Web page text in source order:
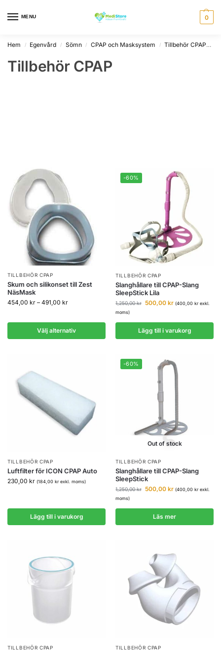
MENU 0
Hem / Egenvård / Sömn / CPAP och Masksystem / Tillbehör CPAP
Tillbehör CPAP
TILLBEHÖR CPAP
Skum och silikonset till Zest
NäsMask
454,00 kr – 491,00 kr
Välj alternativ
-60%
TILLBEHÖR CPAP
Slanghållare till CPAP-Slang
SleepStick Lila
1,250,00kr 500,00 kr (400,00 krexkl.
moms)
Lägg till i varukorg
TILLBEHÖR CPAP
Luftfilter för ICON CPAP Auto
230,00 kr (184,00 krexkl. moms)
Lägg till i varukorg
-60%
Out of stock
TILLBEHÖR CPAP
Slanghållare till CPAP-Slang
SleepStick
1,250,00kr 500,00 kr (400,00 krexkl.
moms)
Läs mer
TILLBEHÖR CPAP TILLBEHÖR CPAP